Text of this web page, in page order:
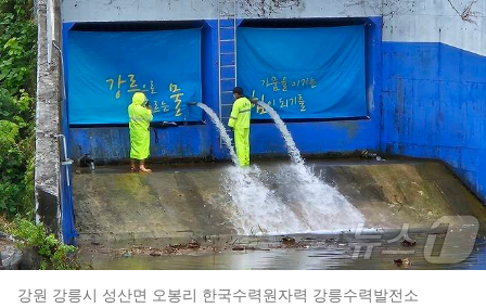
강원 강릉시 성산면 오봉리 한국수력원자력 강릉수력발전소